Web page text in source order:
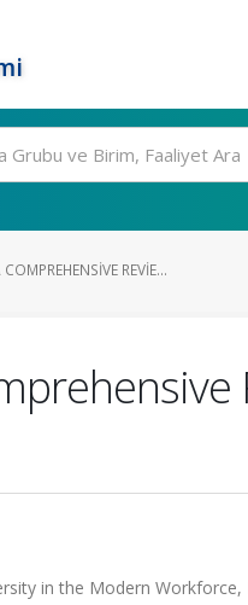
REVIE...
in the Modern Workforce,